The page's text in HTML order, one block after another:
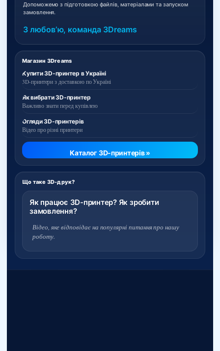
Магазин 3Dreams
Купити 3D-принтер в Україні
3D-принтери з доставкою по Україні
Як вибрати 3D-принтер
Важливо знати перед купівлею
Огляди 3D-принтерів
Відео про різні принтери
Каталог 3D-принтерів »
Що таке 3D-друк?
Як працює 3D-принтер? Як зробити
замовлення?
Відео, яке відповідає на популярні питання про нашу
роботу.
Допоможемо з підготовкою файлів, матеріалами та запуском
замовлення.
З любовʼю, команда 3Dreams